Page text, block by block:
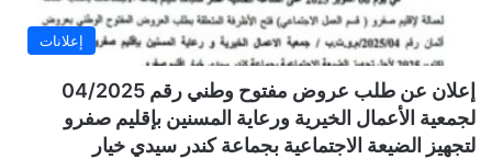
إعلانات
إعلان عن طلب عروض مفتوح وطني رقم 04/2025
لجمعية الأعمال الخيرية ورعاية المسنين بإقليم صفرو
لتجهيز الضيعة الاجتماعية بجماعة كندر سيدي خيار